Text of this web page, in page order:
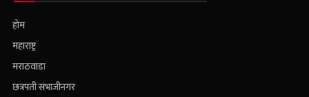
होम
महाराष्ट्र
मराठवाडा
छत्रपती संभाजीनगर